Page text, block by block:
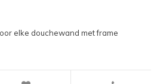
elke douchewand met frame